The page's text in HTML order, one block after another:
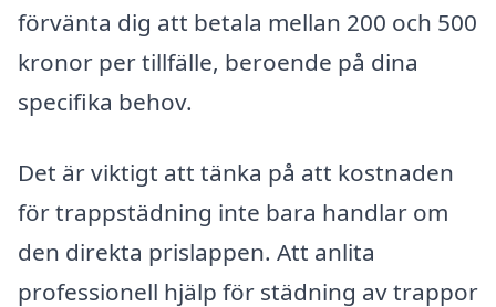
förvänta dig att betala mellan 200 och 500
kronor per tillfälle, beroende på dina
specifika behov.
Det är viktigt att tänka på att kostnaden
för trappstädning inte bara handlar om
den direkta prislappen. Att anlita
professionell hjälp för städning av trappor